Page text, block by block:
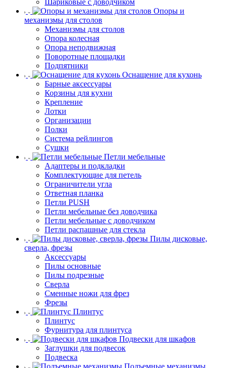
Шариковые с доводчиком
Опоры и
механизмы для столов
Механизмы для столов
Опора колесная
Опора неподвижная
Поворотные площадки
Подпятники
Оснащение для кухонь
Барные аксессуары
Корзины для кухни
Крепление
Лотки
Организации
Полки
Система рейлингов
Сушки
Петли мебельные
Адаптеры и подкладки
Комплектующие для петель
Ограничители угла
Ответная планка
Петли PUSH
Петли мебельные без доводчика
Петли мебельные с доводчиком
Петли распашные для стекла
Пилы дисковые,
сверла, фрезы
Аксессуары
Пилы основные
Пилы подрезные
Сверла
Сменные ножи для фрез
Фрезы
Плинтус
Плинтус
Фурнитура для плинтуса
Подвески для шкафов
Заглушки для подвесок
Подвеска
Подъемные механизмы